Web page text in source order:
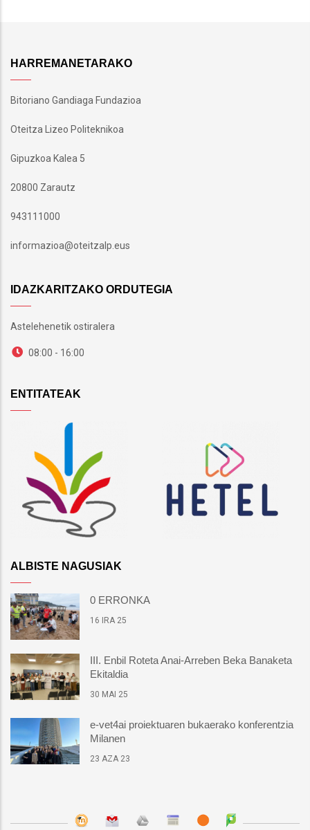
HARREMANETARAKO
Bitoriano Gandiaga Fundazioa
Oteitza Lizeo Politeknikoa
Gipuzkoa Kalea 5
20800 Zarautz
943111000
informazioa@oteitzalp.eus
IDAZKARITZAKO ORDUTEGIA
Astelehenetik ostiralera
08:00 - 16:00
ENTITATEAK
ALBISTE NAGUSIAK
0 ERRONKA
16 IRA 25
III. Enbil Roteta Anai-Arreben Beka Banaketa
Ekitaldia
30 MAI 25
e-vet4ai proiektuaren bukaerako konferentzia
Milanen
23 AZA 23